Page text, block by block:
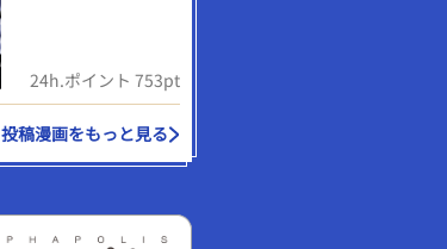
24h.ポイント 753pt
投稿漫画をもっと見る